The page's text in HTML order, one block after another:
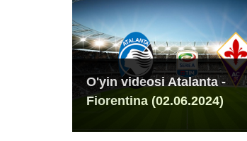
O'yin videosi Atalanta -
Fiorentina (02.06.2024)